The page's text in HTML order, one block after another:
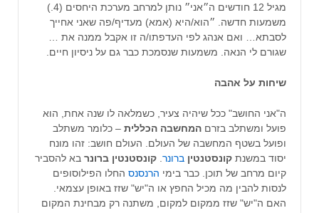
מגיל 12 חודשים ה״אני״ נותן למרחב מערכת היחסים (4.)
משמעות חדשה. ״הוא/היא (אמא) מעדיף/פה שאני אחייך
לסבתא… ואם אנהג לפי העדפתו/ה זו אקבל ממנה את …
שגורם לי הנאה. משמעות שנסמכת כבר גם על ניסיון חיים.
שיחות על אהבה
ה"אני החושב" ככל שיהיה צעיר, כשמלאה לו שנה אחת, הוא
פועל ומשתלב בזרם המחשבה הכללית – כלומר משתלב
ופועל בשטף המחשבה של העולם. העולם חושב: זהו מונח
יסוד במשנת קונסטנטין ברונר. קונסטנטין ברונר בא להסביר
קיום מרחב של תוכן. כבר בימי הרנסנס החלו הפילוסופים
לנסות להבין מה מכיל החפץ או ה"יש" שזז באופן עצמאי.
האם ה"יש" שזז ממקום למקום, משתנה רק מבחינת המקום